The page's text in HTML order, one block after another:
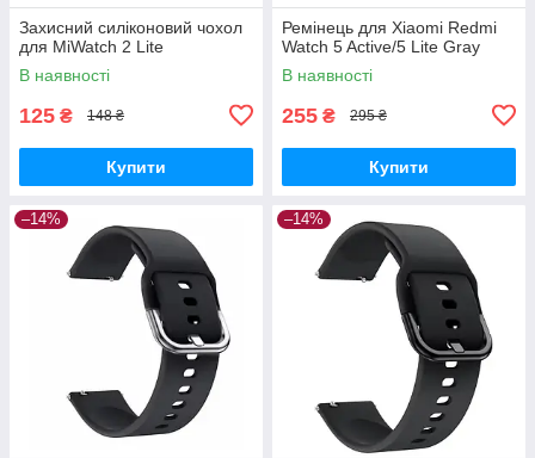
Захисний силіконовий чохол
для MiWatch 2 Lite
В наявності
125 ₴ 148 ₴
Купити
Ремінець для Xiaomi Redmi
Watch 5 Active/5 Lite Gray
В наявності
255 ₴ 295 ₴
Купити
–14% –14%